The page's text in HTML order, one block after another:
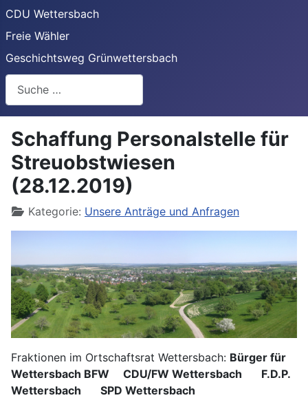
CDU Wettersbach
Freie Wähler
Geschichtsweg Grünwettersbach
Suchen
Schaffung Personalstelle für
Streuobstwiesen
(28.12.2019)
DetailsKategorie: Unsere Anträge und Anfragen
Fraktionen im Ortschaftsrat Wettersbach: Bürger für
Wettersbach BFW CDU/FW Wettersbach F.D.P.
Wettersbach SPD Wettersbach